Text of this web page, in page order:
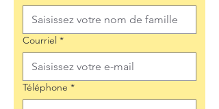
Courriel *
Téléphone *